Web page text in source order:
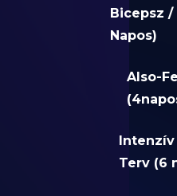
Bicepsz /
Napos)
Also-
Intenzív
Terv (6